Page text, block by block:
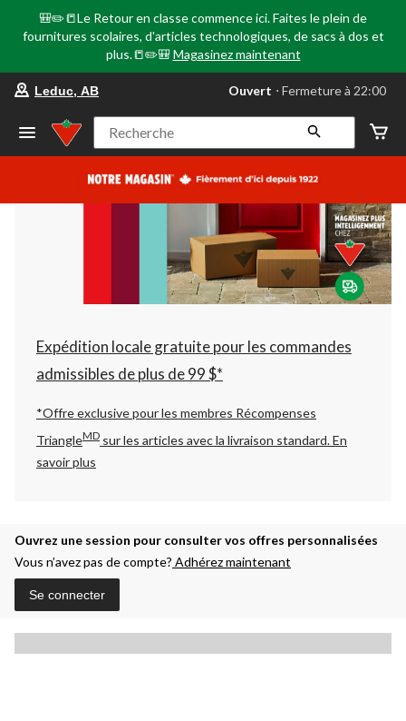
🎒✏️📒Le Retour en classe commence ici. Faites le plein de
fournitures scolaires, d'articles technologiques, de sacs à dos et
plus.📒✏️🎒 Magasinez maintenant
votre
préféré
Leduc,
AB,
courament
Fermeture
à
22:00
cliquer
pour
changer
Leduc, AB Ouvert ⋅ Fermeture à 22:00
Recherche
Expédition locale gratuite pour les commandes
admissibles de plus de 99 $*
*Offre exclusive pour les membres Récompenses
TriangleMD sur les articles avec la livraison standard.En
savoir plus
Ouvrez une session pour consulter vos offres personnalisées
Vous n’avez pas de compte? Adhérez maintenant
Se connecter